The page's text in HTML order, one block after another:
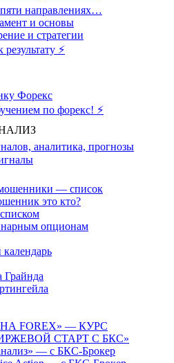
направлениях…
и основы
и стратегии
⚡️
Форекс
по форекс! ⚡
аналитика, прогнозы
— список
это кто?
опционам
Грайнда
FOREX» — КУРС
СТАРТ С БКС»
— с БКС-Брокер